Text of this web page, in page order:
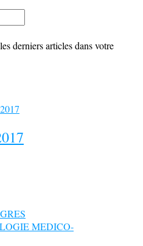
derniers articles dans votre